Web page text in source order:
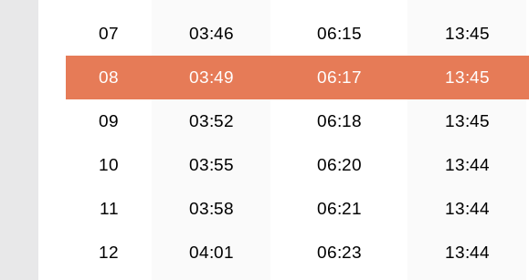
07 03:46 06:15 13:45
08 03:49 06:17 13:45
09 03:52 06:18 13:45
10 03:55 06:20 13:44
11 03:58 06:21 13:44
12 04:01 06:23 13:44